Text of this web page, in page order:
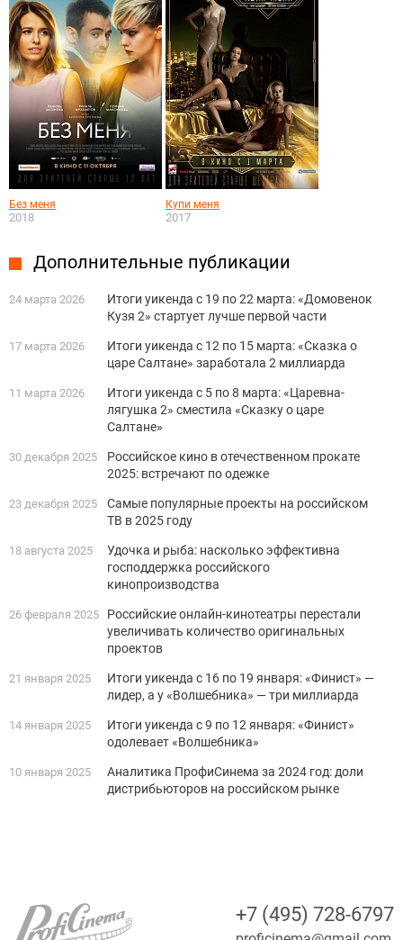
Без меня
2018
Купи меня
2017
Дополнительные публикации
24 марта 2026
Итоги уикенда с 19 по 22 марта: «Домовенок
Кузя 2» стартует лучше первой части
17 марта 2026
Итоги уикенда с 12 по 15 марта: «Сказка о
царе Салтане» заработала 2 миллиарда
11 марта 2026
Итоги уикенда с 5 по 8 марта: «Царевна-
лягушка 2» сместила «Сказку о царе
Салтане»
30 декабря 2025
Российское кино в отечественном прокате
2025: встречают по одежке
23 декабря 2025
Самые популярные проекты на российском
ТВ в 2025 году
18 августа 2025
Удочка и рыба: насколько эффективна
господдержка российского
кинопроизводства
26 февраля 2025
Российские онлайн-кинотеатры перестали
увеличивать количество оригинальных
проектов
21 января 2025
Итоги уикенда с 16 по 19 января: «Финист» —
лидер, а у «Волшебника» — три миллиарда
14 января 2025
Итоги уикенда с 9 по 12 января: «Финист»
одолевает «Волшебника»
10 января 2025
Аналитика ПрофиСинема за 2024 год: доли
дистрибьюторов на российском рынке
+7 (495) 728-6797